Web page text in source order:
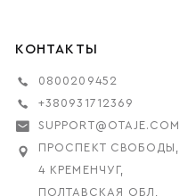
КОНТАКТЫ
0800209452
+380931712369
SUPPORT@OTAJE.COM
ПРОСПЕКТ СВОБОДЫ,
4 КРЕМЕНЧУГ,
ПОЛТАВСКАЯ ОБЛ,